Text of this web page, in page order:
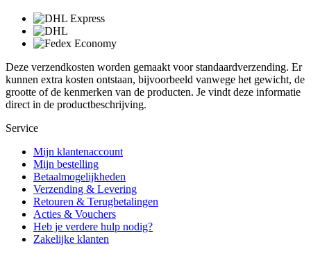
Deze verzendkosten worden gemaakt voor standaardverzending. Er
kunnen extra kosten ontstaan, bijvoorbeeld vanwege het gewicht, de
grootte of de kenmerken van de producten. Je vindt deze informatie
direct in de productbeschrijving.
Service
Mijn klantenaccount
Mijn bestelling
Betaalmogelijkheden
Verzending & Levering
Retouren & Terugbetalingen
Acties & Vouchers
Heb je verdere hulp nodig?
Zakelijke klanten